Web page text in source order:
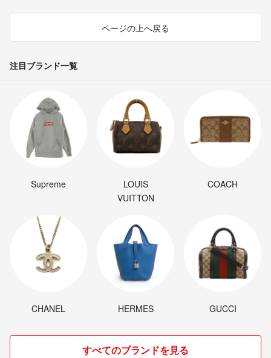
ページの上へ戻る
注目ブランド一覧
Supreme
LOUIS
VUITTON
COACH
CHANEL HERMES GUCCI
すべてのブランドを見る